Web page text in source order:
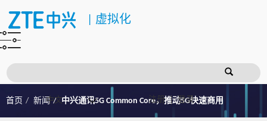
虚拟化
注册 登录
首页 新闻 中兴通讯5G Common Core，推动5G快速商用